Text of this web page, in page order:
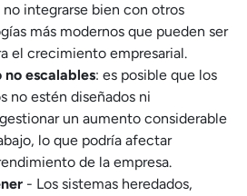
integrarse bien con otros
más modernos que pueden ser
el crecimiento empresarial.
escalables: es posible que los
no estén diseñados ni
un aumento considerable
lo que podría afectar
de la empresa.
- Los sistemas heredados,